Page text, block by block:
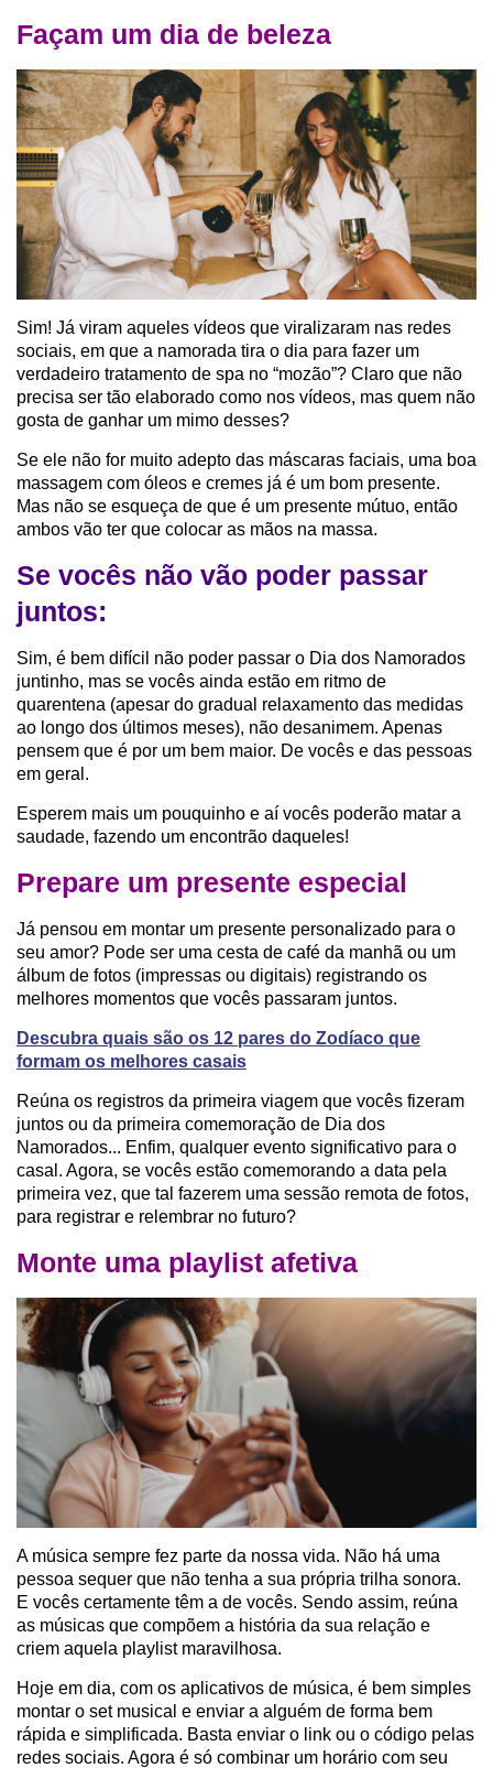
Façam um dia de beleza
Sim! Já viram aqueles vídeos que viralizaram nas redes
sociais, em que a namorada tira o dia para fazer um
verdadeiro tratamento de spa no “mozão”? Claro que não
precisa ser tão elaborado como nos vídeos, mas quem não
gosta de ganhar um mimo desses?
Se ele não for muito adepto das máscaras faciais, uma boa
massagem com óleos e cremes já é um bom presente.
Mas não se esqueça de que é um presente mútuo, então
ambos vão ter que colocar as mãos na massa.
Se vocês não vão poder passar
juntos:
Sim, é bem difícil não poder passar o Dia dos Namorados
juntinho, mas se vocês ainda estão em ritmo de
quarentena (apesar do gradual relaxamento das medidas
ao longo dos últimos meses), não desanimem. Apenas
pensem que é por um bem maior. De vocês e das pessoas
em geral.
Esperem mais um pouquinho e aí vocês poderão matar a
saudade, fazendo um encontrão daqueles!
Prepare um presente especial
Já pensou em montar um presente personalizado para o
seu amor? Pode ser uma cesta de café da manhã ou um
álbum de fotos (impressas ou digitais) registrando os
melhores momentos que vocês passaram juntos.
Descubra quais são os 12 pares do Zodíaco que
formam os melhores casais
Reúna os registros da primeira viagem que vocês fizeram
juntos ou da primeira comemoração de Dia dos
Namorados... Enfim, qualquer evento significativo para o
casal. Agora, se vocês estão comemorando a data pela
primeira vez, que tal fazerem uma sessão remota de fotos,
para registrar e relembrar no futuro?
Monte uma playlist afetiva
A música sempre fez parte da nossa vida. Não há uma
pessoa sequer que não tenha a sua própria trilha sonora.
E vocês certamente têm a de vocês. Sendo assim, reúna
as músicas que compõem a história da sua relação e
criem aquela playlist maravilhosa.
Hoje em dia, com os aplicativos de música, é bem simples
montar o set musical e enviar a alguém de forma bem
rápida e simplificada. Basta enviar o link ou o código pelas
redes sociais. Agora é só combinar um horário com seu